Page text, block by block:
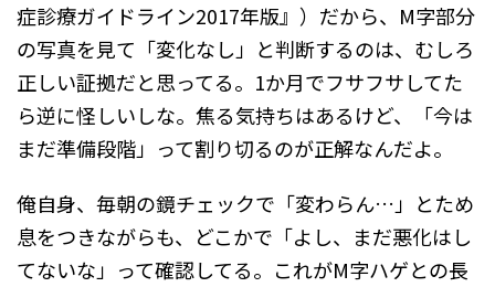
症診療ガイドライン2017年版』）だから、M字部分
の写真を見て「変化なし」と判断するのは、むしろ
正しい証拠だと思ってる。1か月でフサフサしてた
ら逆に怪しいしな。焦る気持ちはあるけど、「今は
まだ準備段階」って割り切るのが正解なんだよ。
俺自身、毎朝の鏡チェックで「変わらん…」とため
息をつきながらも、どこかで「よし、まだ悪化はし
てないな」って確認してる。これがM字ハゲとの長